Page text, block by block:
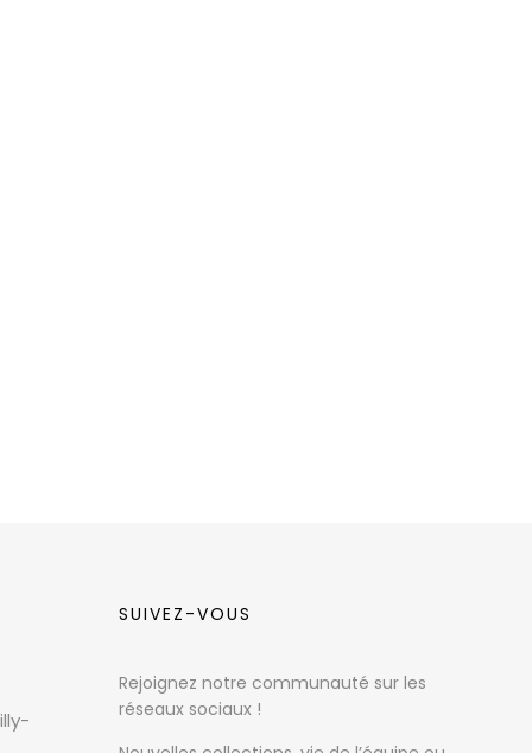
SUIVEZ-VOUS
Rejoignez notre communauté sur les
réseaux sociaux !